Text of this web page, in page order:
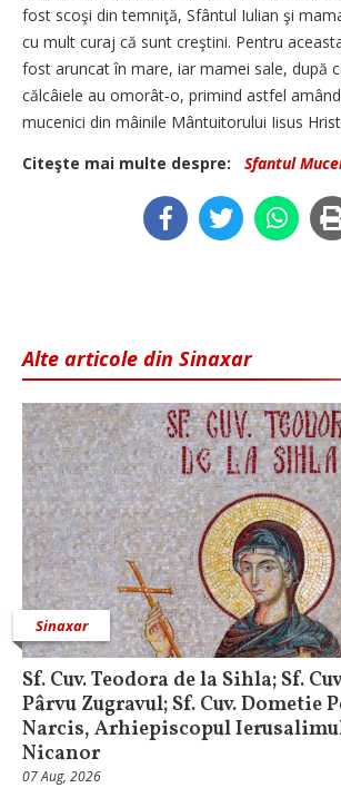
fost scoşi din temniţă, Sfântul Iulian şi
cu mult curaj că sunt creştini. Pentru
fost aruncat în mare, iar mamei sale, după
călcâiele au omorât‑o, primind astfel
mucenici din mâinile Mântuitorului Iisus
Citeşte mai multe despre:
Sfantul
Alte articole din Sinaxar
Sinaxar
Sf. Cuv. Teodora de la Sihla; Sf.
Pârvu Zugravul; Sf. Cuv. Dometie
Narcis, Arhiepiscopul
Nicanor
07 Aug, 2026